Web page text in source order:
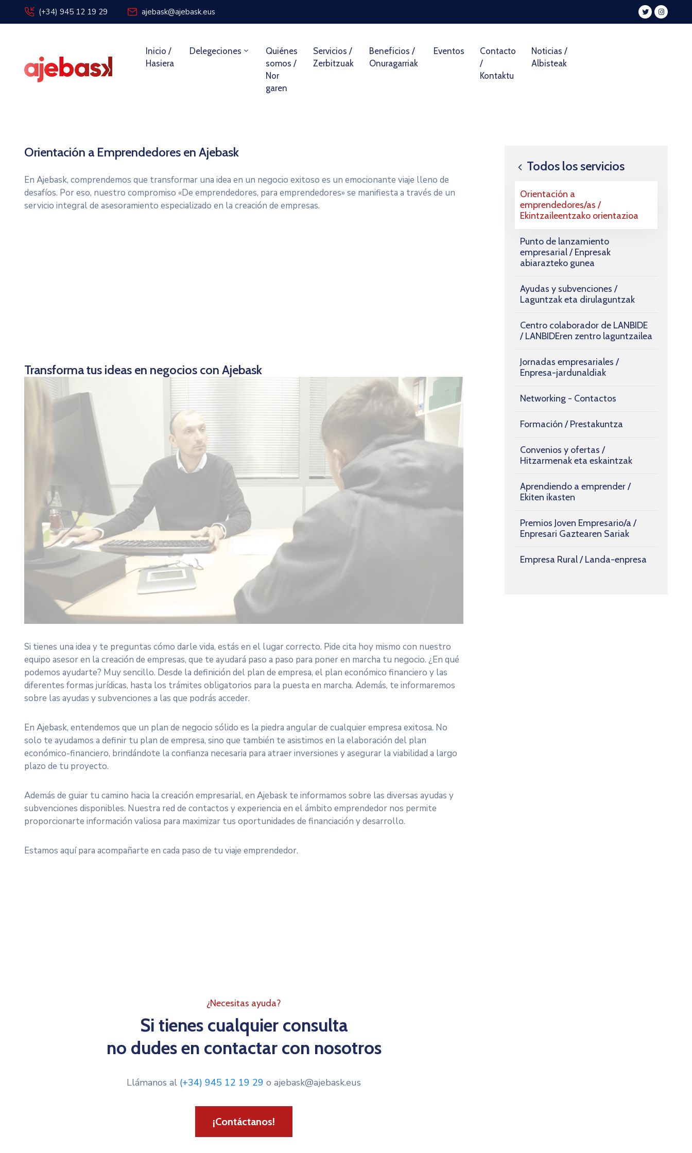
(+34) 945 12 19 29 ajebask@ajebask.eus
Inicio /
Hasiera
Delegeciones
Quiénes
somos /
Nor
garen
Servicios /
Zerbitzuak
Beneficios /
Onuragarriak
Eventos
Contacto
/
Kontaktu
Noticias /
Albisteak
Orientación a Emprendedores en Ajebask
En Ajebask, comprendemos que transformar una idea en un negocio exitoso es un emocionante viaje lleno de
desafíos. Por eso, nuestro compromiso «De emprendedores, para emprendedores» se manifiesta a través de un
servicio integral de asesoramiento especializado en la creación de empresas.
Transforma tus ideas en negocios con Ajebask
Si tienes una idea y te preguntas cómo darle vida, estás en el lugar correcto. Pide cita hoy mismo con nuestro
equipo asesor en la creación de empresas, que te ayudará paso a paso para poner en marcha tu negocio. ¿En qué
podemos ayudarte? Muy sencillo. Desde la definición del plan de empresa, el plan económico financiero y las
diferentes formas jurídicas, hasta los trámites obligatorios para la puesta en marcha. Además, te informaremos
sobre las ayudas y subvenciones a las que podrás acceder.
En Ajebask, entendemos que un plan de negocio sólido es la piedra angular de cualquier empresa exitosa. No
solo te ayudamos a definir tu plan de empresa, sino que también te asistimos en la elaboración del plan
económico-financiero, brindándote la confianza necesaria para atraer inversiones y asegurar la viabilidad a largo
plazo de tu proyecto.
Además de guiar tu camino hacia la creación empresarial, en Ajebask te informamos sobre las diversas ayudas y
subvenciones disponibles. Nuestra red de contactos y experiencia en el ámbito emprendedor nos permite
proporcionarte información valiosa para maximizar tus oportunidades de financiación y desarrollo.
Estamos aquí para acompañarte en cada paso de tu viaje emprendedor.
¿Necesitas ayuda?
Si tienes cualquier consulta
no dudes en contactar con nosotros
Llámanos al (+34) 945 12 19 29 o ajebask@ajebask.eus
¡Contáctanos!
Todos los servicios
Orientación a
emprendedores/as /
Ekintzaileentzako orientazioa
Punto de lanzamiento
empresarial / Enpresak
abiarazteko gunea
Ayudas y subvenciones /
Laguntzak eta dirulaguntzak
Centro colaborador de LANBIDE
/ LANBIDEren zentro laguntzailea
Jornadas empresariales /
Enpresa-jardunaldiak
Networking - Contactos
Formación / Prestakuntza
Convenios y ofertas /
Hitzarmenak eta eskaintzak
Aprendiendo a emprender /
Ekiten ikasten
Premios Joven Empresario/a /
Enpresari Gaztearen Sariak
Empresa Rural / Landa-enpresa